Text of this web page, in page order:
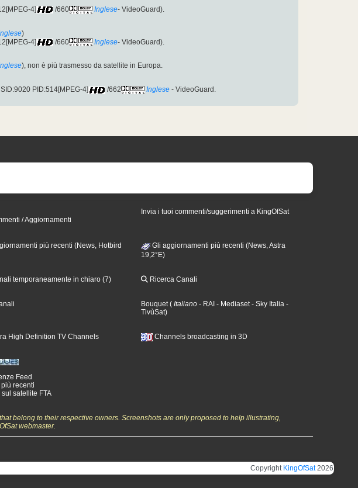
4] /660 Inglese- VideoGuard).
)
4] /660 Inglese- VideoGuard).
), non è più trasmesso da satellite in Europa.
PID:514[MPEG-4] /662 Inglese - VideoGuard.
/ Aggiornamenti
Invia i tuoi commenti/suggerimenti a KingOfSat
più recenti (News, Hotbird
Gli aggiornamenti più recenti (News, Astra
19,2°E)
temporaneamente in chiaro (7) Ricerca Canali
Bouquet ( Italiano - RAI - Mediaset - Sky Italia -
TivùSat)
High Definition TV Channels Channels broadcasting in 3D
Feed
più recenti
sul satellite FTA
belong to their respective owners. Screenshots are only proposed to help illustrating,
webmaster.
Copyright KingOfSat2026